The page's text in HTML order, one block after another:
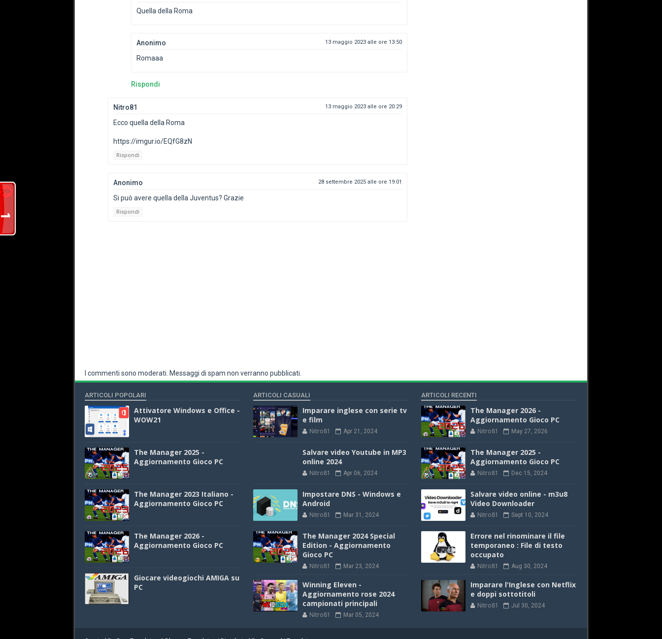
Quella della Roma
Anonimo 13 maggio 2023 alle ore 13:50
Romaaa
Rispondi
Nitro81 13 maggio 2023 alle ore 20:29
Ecco quella della Roma
https://imgur.io/EQfG8zN
Rispondi
Anonimo 28 settembre 2025 alle ore 19:01
Si può avere quella della Juventus? Grazie
Rispondi
I commenti sono moderati. Messaggi di spam non verranno pubblicati.
ARTICOLI POPOLARI
Attivatore Windows e Office -
WOW21
The Manager 2025 -
Aggiornamento Gioco PC
The Manager 2023 Italiano -
Aggiornamento Gioco PC
The Manager 2026 -
Aggiornamento Gioco PC
Giocare videogiochi AMIGA su
PC
ARTICOLI CASUALI
Imparare inglese con serie tv
e film
Nitro81 Apr 21, 2024
Salvare video Youtube in MP3
online 2024
Nitro81 Apr 06, 2024
Impostare DNS - Windows e
Android
Nitro81 Mar 31, 2024
The Manager 2024 Special
Edition - Aggiornamento
Gioco PC
Nitro81 Mar 23, 2024
Winning Eleven -
Aggiornamento rose 2024
campionati principali
Nitro81 Mar 05, 2024
ARTICOLI RECENTI
The Manager 2026 -
Aggiornamento Gioco PC
Nitro81 May 27, 2026
The Manager 2025 -
Aggiornamento Gioco PC
Nitro81 Dec 15, 2024
Salvare video online - m3u8
Video Downloader
Nitro81 Sept 10, 2024
Errore nel rinominare il file
temporaneo : File di testo
occupato
Nitro81 Aug 30, 2024
Imparare l'Inglese con Netflix
e doppi sottotitoli
Nitro81 Jul 30, 2024